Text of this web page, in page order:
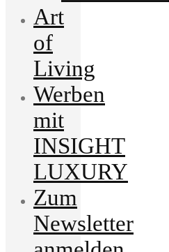
Art
of
Living
Werben
mit
INSIGHT
LUXURY
Zum
Newsletter